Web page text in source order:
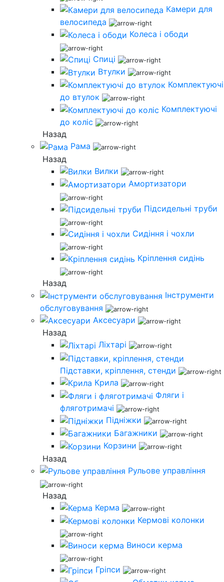
Камери для
велосипеда
Колеса і ободи
Спиці
Втулки
Комплектуючі
до втулок
Комплектуючі
до коліс
Назад
Рама
Назад
Вилки
Амортизатори
Підсидельні труби
Сидіння і чохли
Кріплення сидінь
Назад
Інструменти
обслуговування
Аксесуари
Назад
Ліхтарі
Підставки, кріплення, стенди
Крила
Фляги і
фляготримачі
Підніжки
Багажники
Корзини
Назад
Рульове управління
Назад
Керма
Кермові колонки
Виноси керма
Гріпси